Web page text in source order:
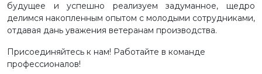
будущее и успешно реализуем задуманное, щедро
делимся накопленным опытом с молодыми сотрудниками,
отдавая дань уважения ветеранам производства.
Присоединяйтесь к нам! Работайте в команде
профессионалов!